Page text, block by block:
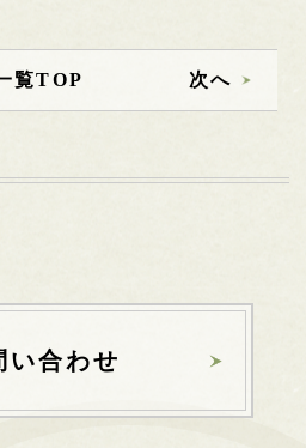
覧TOP 次へ
い合わせ